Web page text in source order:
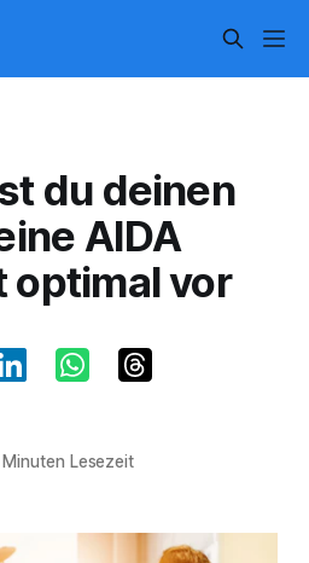
du deinen
AIDA
optimal vor
Lesezeit